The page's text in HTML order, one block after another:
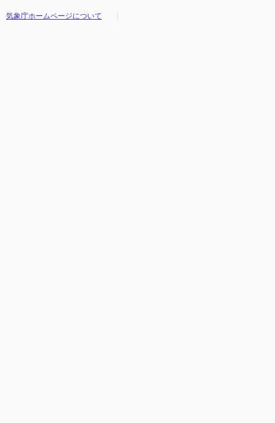
気象庁ホームページについて